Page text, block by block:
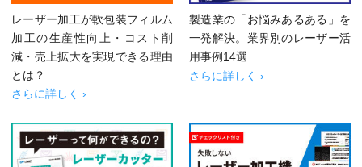
レーザー加工が軟包装フィルム
加工の生産性向上・コスト削
減・売上拡大を実現できる理由
とは？
さらに詳しく ›
製造業の「お悩みあるある」を
一発解決。業界別のレーザー活
用事例14選
さらに詳しく ›